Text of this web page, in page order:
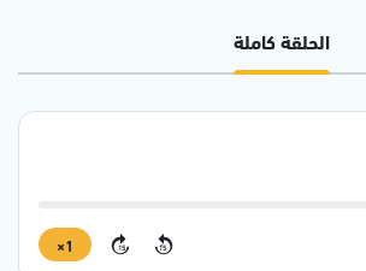
الحلقة كاملة
15
15
1×